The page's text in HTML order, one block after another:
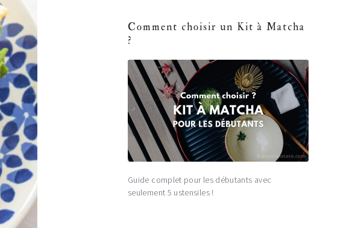
Comment choisir un Kit à Matcha
?
Guide complet pour les débutants avec
seulement 5 ustensiles !